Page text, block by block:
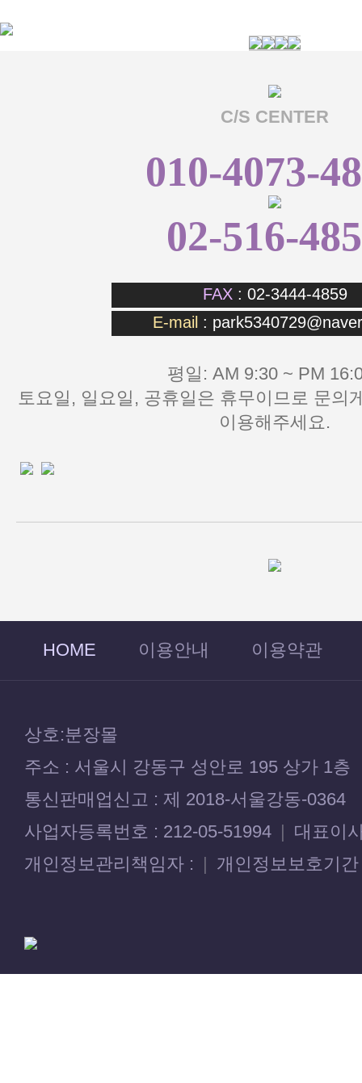
C/S CENTER
010-4073-
02-516-
FAX: 02-3444-4859
E-mail :
평일: AM 9:30 ~ PM
이용해주세요.
HOME 이용안내 이용약관
상호:분장몰
주소 : 서울시 강동구 성안로 195 상가 1층
통신판매업신고 : 제 2018-서울강동-0364
사업자등록번호 : 212-05-51994 | 대표이
개인정보관리책임자 : | 개인정보보호기